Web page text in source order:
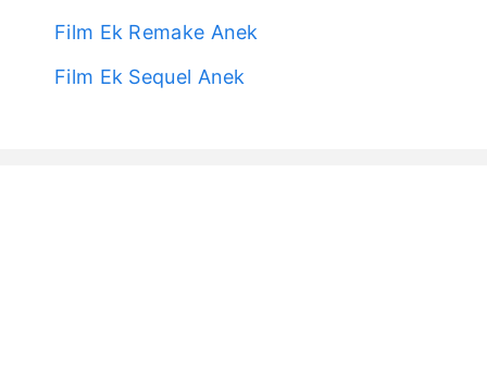
Film Ek Remake Anek
Film Ek Sequel Anek